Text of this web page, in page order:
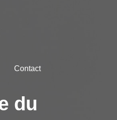
Contact
du